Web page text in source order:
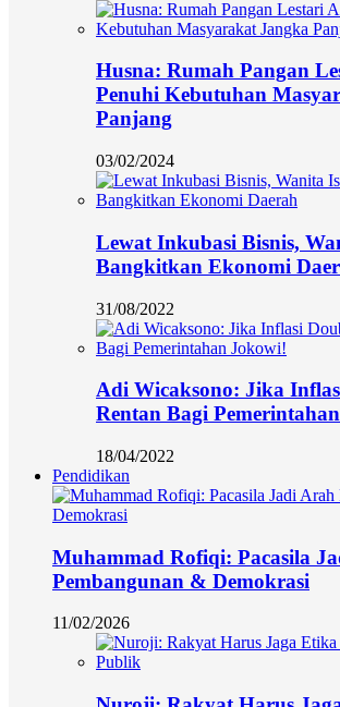
Husna: Rumah Pangan
Penuhi Kebutuhan
Panjang
03/02/2024
Lewat Inkubasi Bisnis,
Bangkitkan Ekonomi
31/08/2022
Adi Wicaksono: Jika
Rentan Bagi
18/04/2022
Pendidikan
Muhammad Rofiqi: Pacasila
Pembangunan & Demokrasi
11/02/2026